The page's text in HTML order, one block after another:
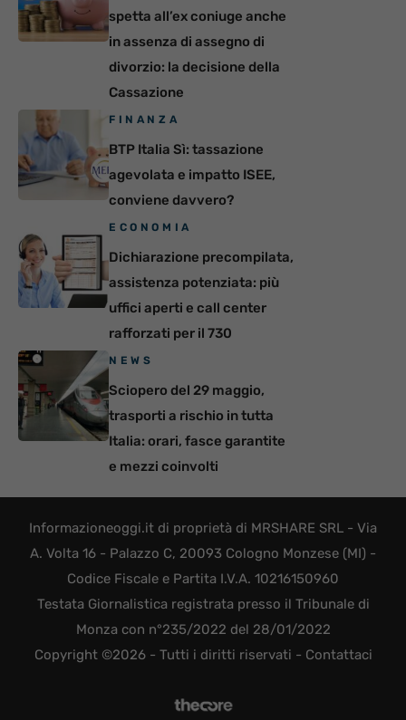
spetta all’ex coniuge anche
in assenza di assegno di
divorzio: la decisione della
Cassazione
FINANZA
BTP Italia Sì: tassazione
agevolata e impatto ISEE,
conviene davvero?
ECONOMIA
Dichiarazione precompilata,
assistenza potenziata: più
uffici aperti e call center
rafforzati per il 730
NEWS
Sciopero del 29 maggio,
trasporti a rischio in tutta
Italia: orari, fasce garantite
e mezzi coinvolti
Informazioneoggi.it di proprietà di MRSHARE SRL - Via
A. Volta 16 - Palazzo C, 20093 Cologno Monzese (MI) -
Codice Fiscale e Partita I.V.A. 10216150960
Testata Giornalistica registrata presso il Tribunale di
Monza con n°235/2022 del 28/01/2022
Copyright ©2026 - Tutti i diritti riservati - Contattaci